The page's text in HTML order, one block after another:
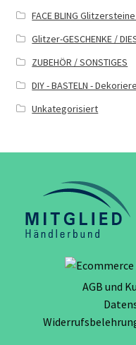
FACE BLING
Glitzer-GESCHENKE /
ZUBEHÖR / SONSTIGES
DIY - BASTELN -
Unkategorisiert
AGB und